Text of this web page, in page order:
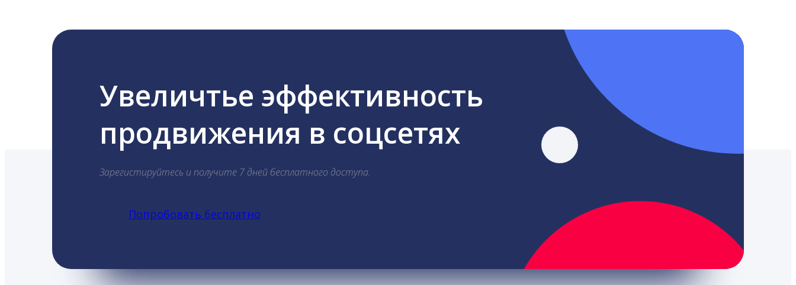
Увеличтье эффективность
продвижения в соцсетях
Зарегистируйтесь и получите 7 дней бесплатного доступа.
Попробовать бесплатно